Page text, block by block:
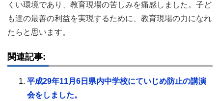
くい環境であり、教育現場の苦しみを痛感しました。子ど
も達の最善の利益を実現するために、教育現場の力になれ
たらと思います。
関連記事:
平成29年11月6日県内中学校にていじめ防止の講演
会をしました。